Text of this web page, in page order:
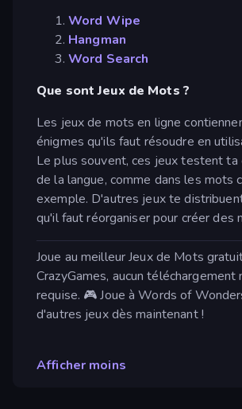
Word Wipe
Hangman
Word Search
Que sont Jeux de Mots ?
Les jeux de mots en ligne
énigmes qu'ils faut résoudre en
Le plus souvent, ces jeux testent ta
de la langue, comme dans les mots
exemple. D'autres jeux te
qu'il faut réorganiser pour créer des
Joue au meilleur Jeux de Mots
CrazyGames, aucun téléchargement
requise. 🎮 Joue à Words of
d'autres jeux dès maintenant !
Afficher moins